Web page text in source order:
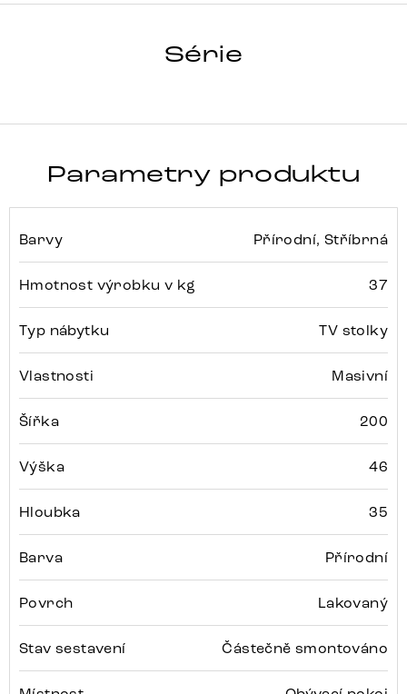
Série
Parametry produktu
Barvy Přírodní, Stříbrná
Hmotnost výrobku v kg 37
Typ nábytku TV stolky
Vlastnosti Masivní
Šířka 200
Výška 46
Hloubka 35
Barva Přírodní
Povrch Lakovaný
Stav sestavení Částečně smontováno